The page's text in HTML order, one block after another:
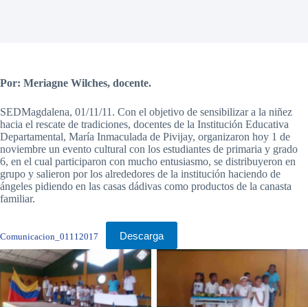
Por: Meriagne Wilches, docente.
SEDMagdalena, 01/11/11. Con el objetivo de sensibilizar a la niñez
hacia el rescate de tradiciones, docentes de la Institución Educativa
Departamental, María Inmaculada de Pivijay, organizaron hoy 1 de
noviembre un evento cultural con los estudiantes de primaria y grado
6, en el cual participaron con mucho entusiasmo, se distribuyeron en
grupo y salieron por los alrededores de la institución haciendo de
ángeles pidiendo en las casas dádivas como productos de la canasta
familiar.
Comunicacion_01112017 Descarga
Sin leyenda Sin leyenda